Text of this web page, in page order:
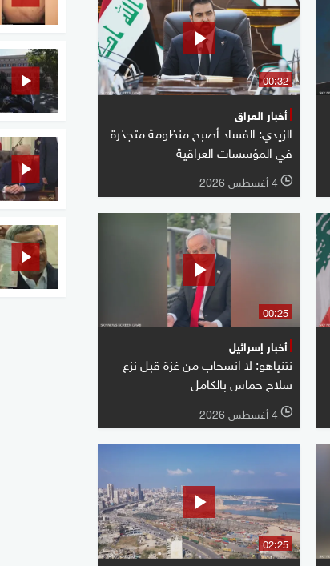
00:32
أخبار العراق
الزيدي: الفساد أصبح منظومة متجذرة
في المؤسسات العراقية
l 4 أغسطس 2026
00:25
أخبار إسرائيل
نتنياهو: لا انسحاب من غزة قبل نزع
سلاح حماس بالكامل
l 4 أغسطس 2026
02:25